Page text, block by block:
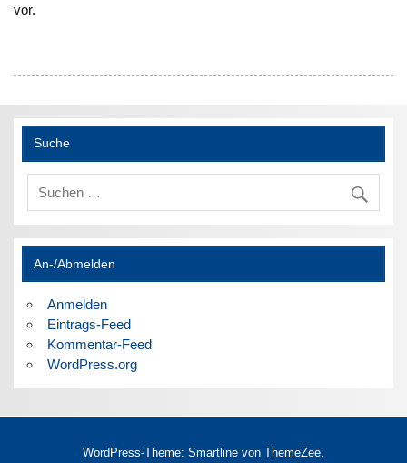
vor.
Suche
An-/Abmelden
Anmelden
Eintrags-Feed
Kommentar-Feed
WordPress.org
WordPress-Theme: Smartline von ThemeZee.